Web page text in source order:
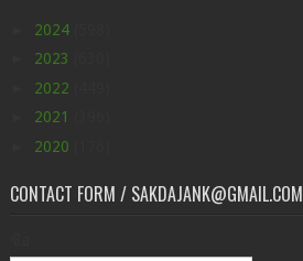
2024
2023
2022
2021
2020
CONTACT FORM / SAKDAJANK@GMAIL.COM